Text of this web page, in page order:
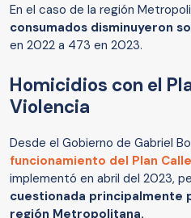
En el caso de la región
consumados disminuyeron
en 2022 a 473 en 2023.
Homicidios con el
Violencia
Desde el Gobierno de Gabriel
funcionamiento del Plan
implementó en abril del 2023,
cuestionada principalmente
región Metropolitana.